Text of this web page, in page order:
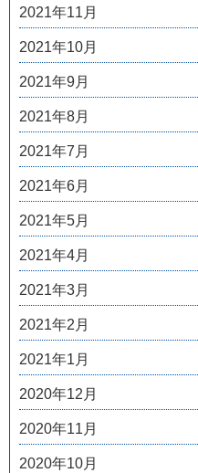
2021年11月
2021年10月
2021年9月
2021年8月
2021年7月
2021年6月
2021年5月
2021年4月
2021年3月
2021年2月
2021年1月
2020年12月
2020年11月
2020年10月